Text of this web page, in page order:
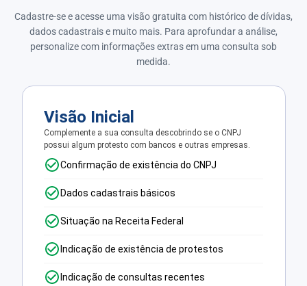
Cadastre-se e acesse uma visão gratuita com histórico de dívidas,
dados cadastrais e muito mais. Para aprofundar a análise,
personalize com informações extras em uma consulta sob
medida.
Visão Inicial
Complemente a sua consulta descobrindo se o CNPJ
possui algum protesto com bancos e outras empresas.
Confirmação de existência do CNPJ
Dados cadastrais básicos
Situação na Receita Federal
Indicação de existência de protestos
Indicação de consultas recentes